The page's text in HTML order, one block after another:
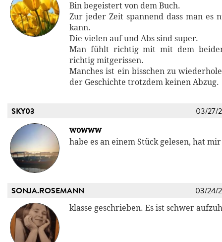
Bin begeistert von dem Buch.
Zur jeder Zeit spannend dass man es
kann.
Die vielen auf und Abs sind super.
Man fühlt richtig mit mit dem
richtig mitgerissen.
Manches ist ein bisschen zu
der Geschichte trotzdem keinen Abzug.
SKY03 03/27/
wowww
habe es an einem Stück gelesen, hat
SONJA.ROSEMANN 03/24/
klasse geschrieben. Es ist schwer